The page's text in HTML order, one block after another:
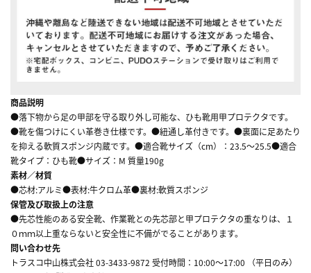
商品説明
●落下物から足の甲部を守る取り外し可能な、ひも靴用甲プロテクタです。
●靴を傷つけにくい革巻き仕様です。●紐通し革付きです。●裏面に足あたり
を抑える軟質スポンジ内蔵です。●適合靴サイズ（cm）：23.5～25.5●適合
靴タイプ：ひも靴●サイズ：M 質量190g
素材／材質
●芯材:アルミ●表材:牛クロム革●裏材:軟質スポンジ
保管及び取扱上の注意
●先芯性能のある安全靴、作業靴との先芯部と甲プロテクタの重なりは、１
０ｍｍ以上重ならないと安全性に不備がでることがあります。
問い合わせ先
トラスコ中山株式会社 03-3433-9872 受付時間：10:00～17:00 （平日のみ）